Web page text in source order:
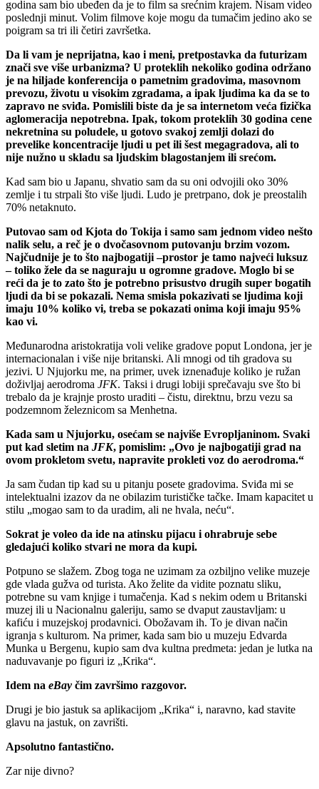
godina sam bio ubeđen da je to film sa srećnim krajem. Nisam video
poslednji minut. Volim filmove koje mogu da tumačim jedino ako se
poigram sa tri ili četiri završetka.
Da li vam je neprijatna, kao i meni, pretpostavka da futurizam
znači sve više urbanizma? U proteklih nekoliko godina održano
je na hiljade konferencija o pametnim gradovima, masovnom
prevozu, životu u visokim zgradama, a ipak ljudima ka da se to
zapravo ne sviđa. Pomislili biste da je sa internetom veća fizička
aglomeracija nepotrebna. Ipak, tokom proteklih 30 godina cene
nekretnina su poludele, u gotovo svakoj zemlji dolazi do
prevelike koncentracije ljudi u pet ili šest megagradova, ali to
nije nužno u skladu sa ljudskim blagostanjem ili srećom.
Kad sam bio u Japanu, shvatio sam da su oni odvojili oko 30%
zemlje i tu strpali što više ljudi. Ludo je pretrpano, dok je preostalih
70% netaknuto.
Putovao sam od Kjota do Tokija i samo sam jednom video nešto
nalik selu, a reč je o dvočasovnom putovanju brzim vozom.
Najčudnije je to što najbogatiji –prostor je tamo najveći luksuz
– toliko žele da se naguraju u ogromne gradove. Moglo bi se
reći da je to zato što je potrebno prisustvo drugih super bogatih
ljudi da bi se pokazali. Nema smisla pokazivati se ljudima koji
imaju 10% koliko vi, treba se pokazati onima koji imaju 95%
kao vi.
Međunarodna aristokratija voli velike gradove poput Londona, jer je
internacionalan i više nije britanski. Ali mnogi od tih gradova su
jezivi. U Njujorku me, na primer, uvek iznenađuje koliko je ružan
doživljaj aerodroma JFK. Taksi i drugi lobiji sprečavaju sve što bi
trebalo da je krajnje prosto uraditi – čistu, direktnu, brzu vezu sa
podzemnom železnicom sa Menhetna.
Kada sam u Njujorku, osećam se najviše Evropljaninom. Svaki
put kad sletim na JFK, pomislim: „Ovo je najbogatiji grad na
ovom prokletom svetu, napravite prokleti voz do aerodroma.“
Ja sam čudan tip kad su u pitanju posete gradovima. Sviđa mi se
intelektualni izazov da ne obilazim turističke tačke. Imam kapacitet u
stilu „mogao sam to da uradim, ali ne hvala, neću“.
Sokrat je voleo da ide na atinsku pijacu i ohrabruje sebe
gledajući koliko stvari ne mora da kupi.
Potpuno se slažem. Zbog toga ne uzimam za ozbiljno velike muzeje
gde vlada gužva od turista. Ako želite da vidite poznatu sliku,
potrebne su vam knjige i tumačenja. Kad s nekim odem u Britanski
muzej ili u Nacionalnu galeriju, samo se dvaput zaustavljam: u
kafiću i muzejskoj prodavnici. Obožavam ih. To je divan način
igranja s kulturom. Na primer, kada sam bio u muzeju Edvarda
Munka u Bergenu, kupio sam dva kultna predmeta: jedan je lutka na
naduvavanje po figuri iz „Krika“.
Idem na eBay čim završimo razgovor.
Drugi je bio jastuk sa aplikacijom „Krika“ i, naravno, kad stavite
glavu na jastuk, on zavrišti.
Apsolutno fantastično.
Zar nije divno?